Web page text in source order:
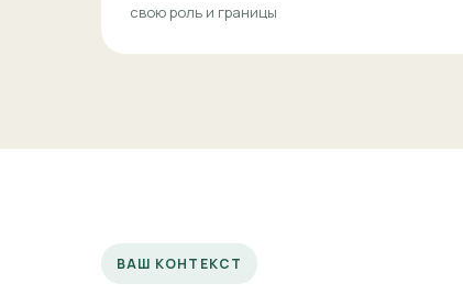
свою роль и границы
ВАШ КОНТЕКСТ